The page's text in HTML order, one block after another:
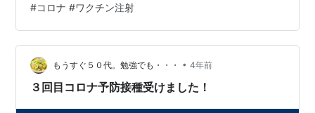
ーくらいに思ってました。。。） で、パパにも連絡して
お仕事を息子のコロナの検査結果がでるまでお休みに。
ぜったいにかからない！と思って余裕でいたら、息子発
熱(´;ω;｀) 咳も出てるしコレは、、、と思い、内科に連
絡しすぐに受診させてもらい、検査した結果、陽性でし
#コロナ #ワクチン注射
もうすぐ５０代。勉強でも・・・ • 4年前
３回目コロナ予防接種受けました！